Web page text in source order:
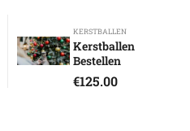
KERSTBALLEN
Kerstballen
Bestellen
€125.00